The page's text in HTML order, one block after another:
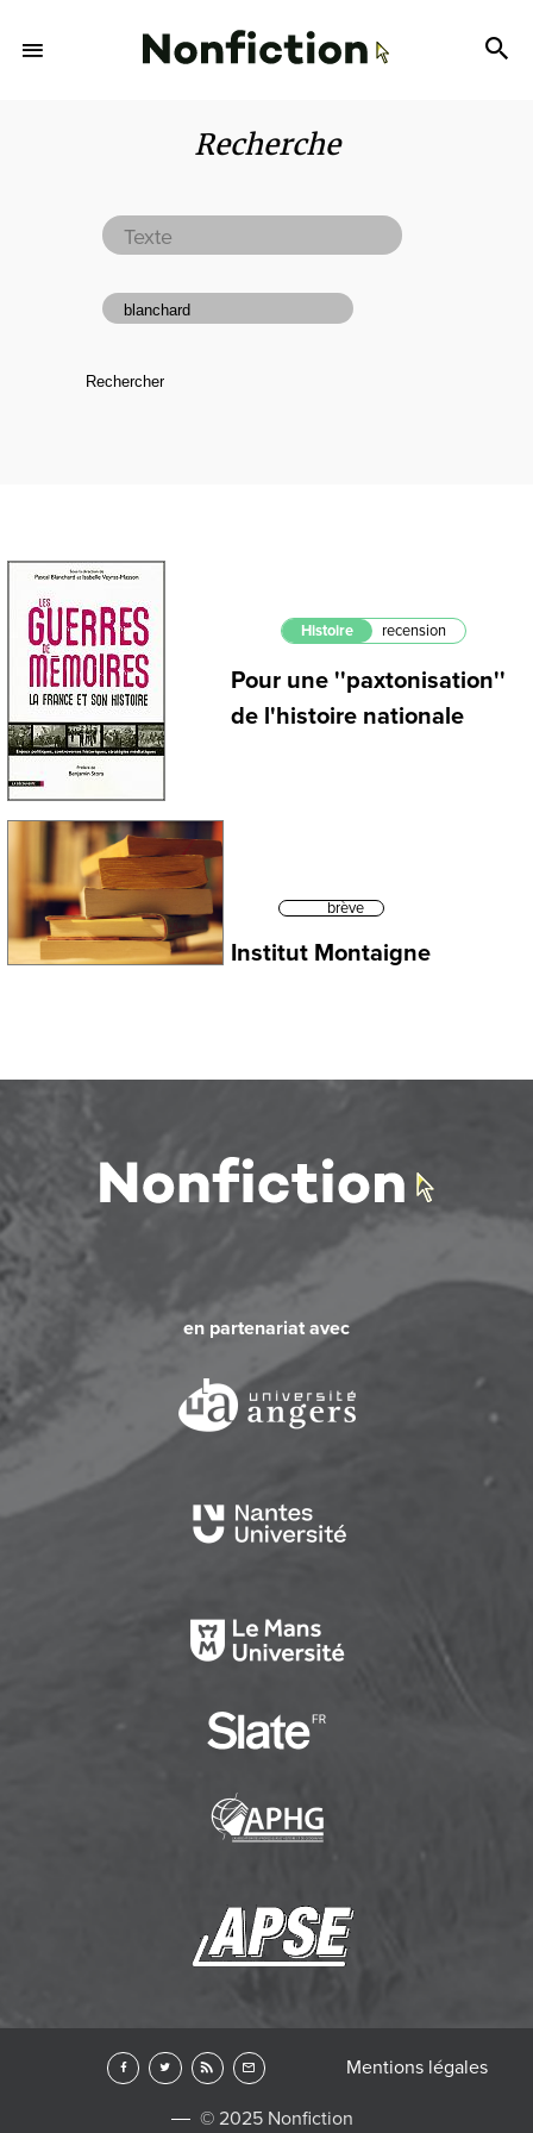
Recherche
Histoire recension
Pour une ''paxtonisation''
de l'histoire nationale
brève
Institut Montaigne
en partenariat avec
© 2025 Nonfiction
Mentions légales